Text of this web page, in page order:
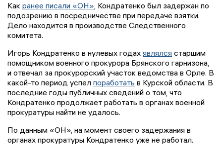
Как ранее писали «ОН», Кондратенко был задержан по
подозрению в посредничестве при передаче взятки.
Дело находится в производстве Следственного
комитета.
Игорь Кондратенко в нулевых годах являлся старшим
помощником военного прокурора Брянского гарнизона,
и отвечал за прокурорский участок ведомства в Орле. В
какой-то период успел поработать в Курской области. В
последние годы публичных сведений о том, что
Кондратенко продолжает работать в органах военной
прокуратуры найти не удалось.
По данным «ОН», на момент своего задержания в
органах прокуратуры Кондратенко уже не работал.